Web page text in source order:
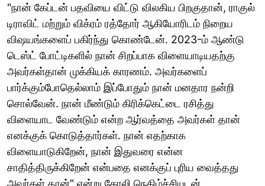
"நான் கேப்டன் பதவியை விட்டு விலகிய பிறகுதான், ராகுல்
டிராவிட் மற்றும் விக்ரம் ரத்தோர் ஆகியோரிடம் நிறைய
விஷயங்களைப் பகிர்ந்து கொண்டேன். 2023-ம் ஆண்டு
டெஸ்ட் போட்டிகளில் நான் சிறப்பாக விளையாடியதற்கு
அவர்கள்தான் முக்கியக் காரணம். அவர்களைப்
பார்க்கும்போதெல்லாம் இப்போதும் நான் மனதார நன்றி
சொல்வேன். நான் மீண்டும் கிரிக்கெட்டை ரசித்து
விளையாட வேண்டும் என்ற ஆர்வத்தை அவர்கள் தான்
எனக்குக் கொடுத்தார்கள். நான் எதற்காக
விளையாடுகிறேன், நான் இதுவரை என்ன
சாதித்திருக்கிறேன் என்பதை எனக்குப் புரிய வைத்தது
அவர்கள் தான்" என்று கோலி நெகிழ்ச்சியுடன்